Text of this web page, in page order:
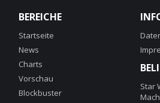
BEREICHE
Startseite
News
Charts
Vorschau
Blockbuster
Star